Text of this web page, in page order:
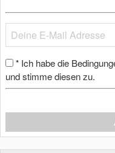
* Ich habe die
und stimme diesen zu.